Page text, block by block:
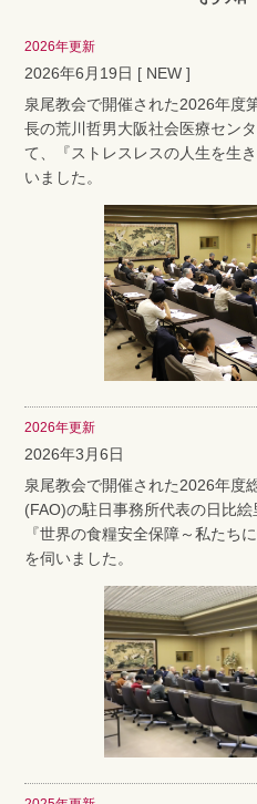
2026年更新
2026年6月19日 [ NEW ]
泉尾教会で開催された2026年度
長の荒川哲男大阪社会医療セン
て、『ストレスレスの人生を生
いました。
2026年更新
2026年3月6日
泉尾教会で開催された2026年度
(FAO)の駐日事務所代表の日比絵
『世界の食糧安全保障～私たち
を伺いました。